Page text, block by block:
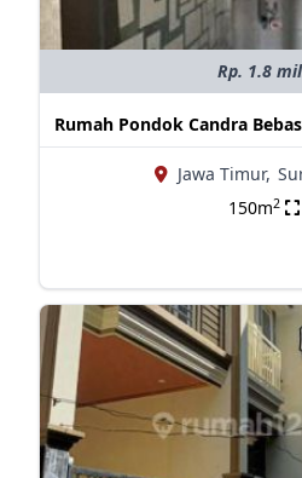
Rp. 1.8
Rumah Pondok Candra
Jawa Timur,
150m2